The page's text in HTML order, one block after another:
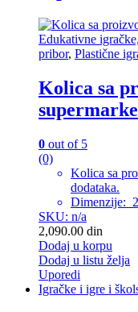
Edukativne
pribor, Plastične
Kolica sa
0 out of 5
(0)
Kolica sa
dodataka.
Dimenzije:
SKU: n/a
2,090.00 din
Dodaj u korpu
Dodaj u listu želja
Uporedi
Igračke i igre i